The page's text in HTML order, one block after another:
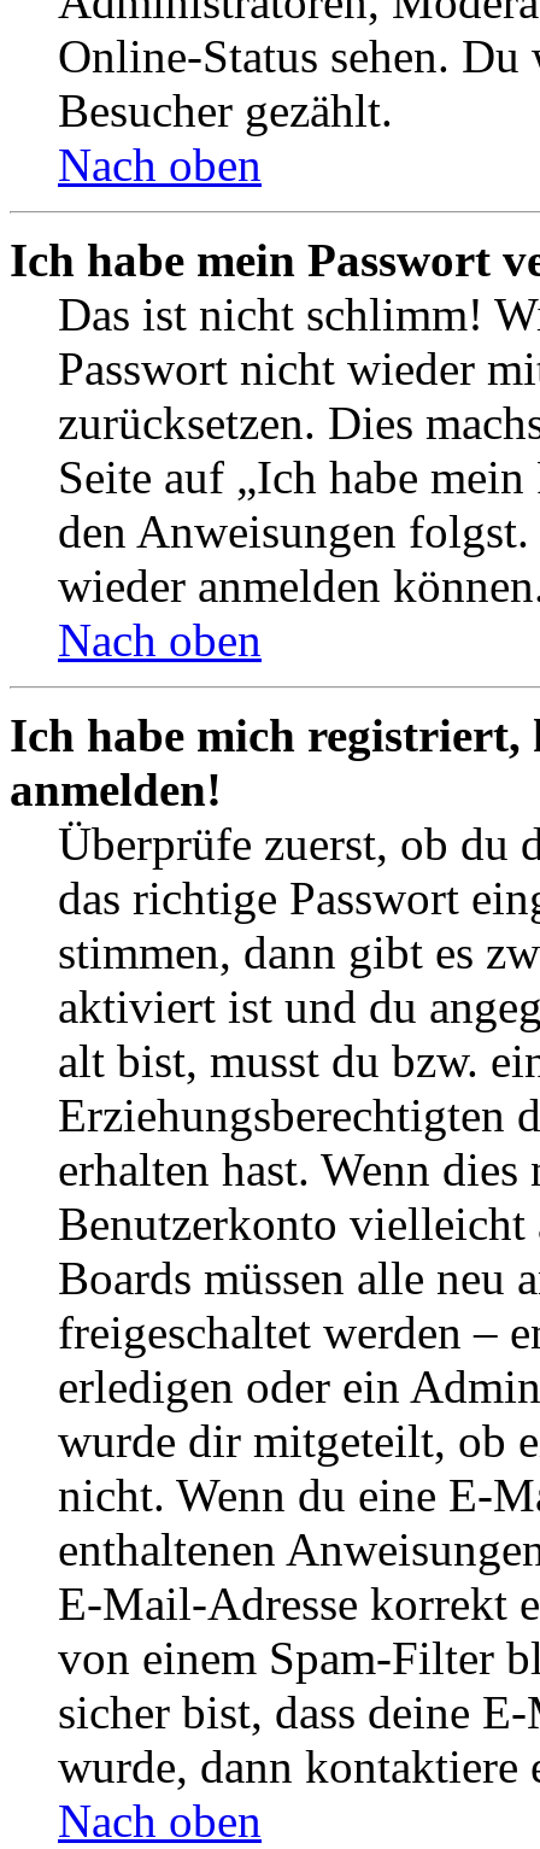
Online-Status sehen.
Besucher gezählt.
Nach oben
Ich habe mein Passwort
Das ist nicht schlimm!
Passwort nicht wieder
zurücksetzen. Dies
Seite auf „Ich habe
den Anweisungen
wieder anmelden
Nach oben
Ich habe mich
anmelden!
Überprüfe zuerst, ob du
das richtige Passwort
stimmen, dann gibt es
aktiviert ist und du
alt bist, musst du bzw.
Erziehungsberechtigten
erhalten hast. Wenn
Benutzerkonto
Boards müssen alle neu
freigeschaltet werden –
erledigen oder ein
wurde dir mitgeteilt, ob
nicht. Wenn du eine E-
enthaltenen
E-Mail-Adresse korrekt
von einem Spam-Filter
sicher bist, dass deine
wurde, dann kontaktiere
Nach oben